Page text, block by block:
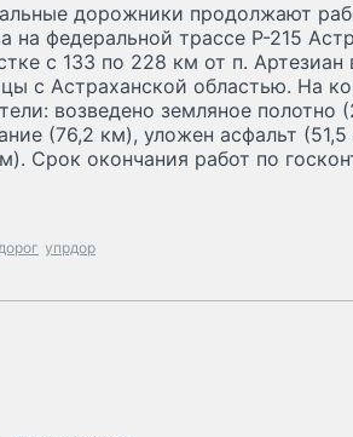
дорожники продолжают
на федеральной трассе Р-215
с 133 по 228 км от п.
с Астраханской областью. На
возведено земляное полотно
(76,2 км), уложен асфальт
Срок окончания работ по
упрдор